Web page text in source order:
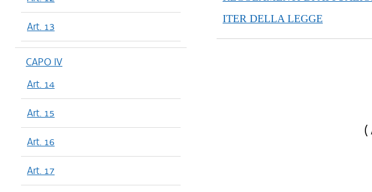
Art. 13
CAPO IV
Art. 14
Art. 15
Art. 16
Art. 17
dal 28/07/2012 al 28/12/2012
dal 29/03/2012 al 27/07/2012
ITER DELLA LEGGE
(